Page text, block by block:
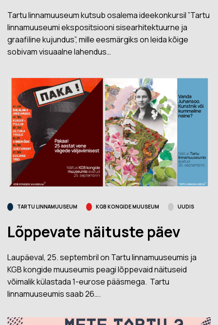
Tartu linnamuuseum kutsub osalema ideekonkursil ”Tartu
linnamuuseumi ekspositsiooni sisearhitektuurne ja
graafiline kujundus”, mille eesmärgiks on leida kõige
sobivam visuaalne lahendus…
TARTU LINNAMUUSEUM KGB KONGIDE MUUSEUM UUDIS
Lõppevate näituste päev
Laupäeval, 25. septembril on Tartu linnamuuseumis ja
KGB kongide muuseumis peagi lõppevaid näituseid
võimalik külastada 1-eurose pääsmega. Tartu
linnamuuseumis saab 26….